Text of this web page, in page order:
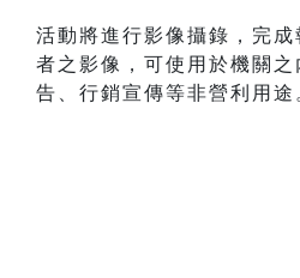
活動將進行影像攝錄，完
者之影像，可使用於機關之
告、行銷宣傳等非營利用途